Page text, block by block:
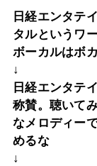
日経エンタテ
タルというワ
ボーカルはボ
↓
日経エンタテ
称賛。聴いて
なメロディー
めるな
↓